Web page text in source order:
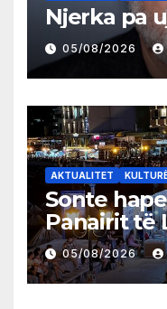
Njerka pa
05/08/2026
AKTUALITET
Sonte
Panairit të
05/08/2026